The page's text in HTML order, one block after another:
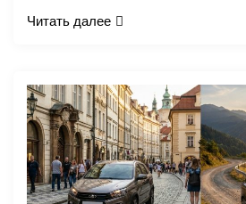
Читать далее